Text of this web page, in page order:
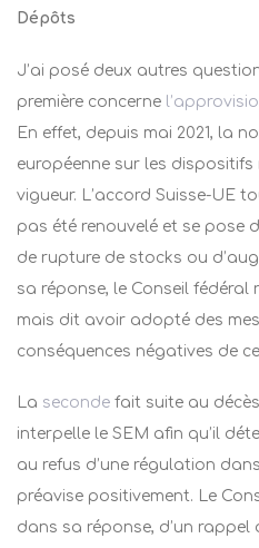
Dépôts
J’ai posé deux autres
première concerne
En effet, depuis mai 2021, la
européenne sur les dispositifs
vigueur. L’accord Suisse-UE
pas été renouvelé et se pose
de rupture de stocks ou
sa réponse, le Conseil
mais dit avoir adopté des
conséquences négatives de
La seconde fait suite au
interpelle le SEM afin qu’il
au refus d’une régulation
préavise positivement. Le
dans sa réponse, d’un rappel